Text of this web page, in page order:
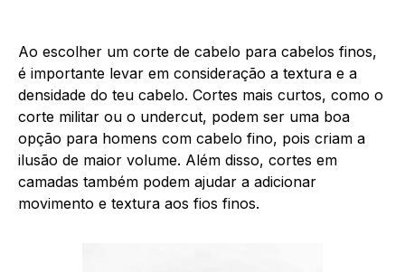
Ao escolher um corte de cabelo para cabelos finos,
é importante levar em consideração a textura e a
densidade do teu cabelo. Cortes mais curtos, como o
corte militar ou o undercut, podem ser uma boa
opção para homens com cabelo fino, pois criam a
ilusão de maior volume. Além disso, cortes em
camadas também podem ajudar a adicionar
movimento e textura aos fios finos.